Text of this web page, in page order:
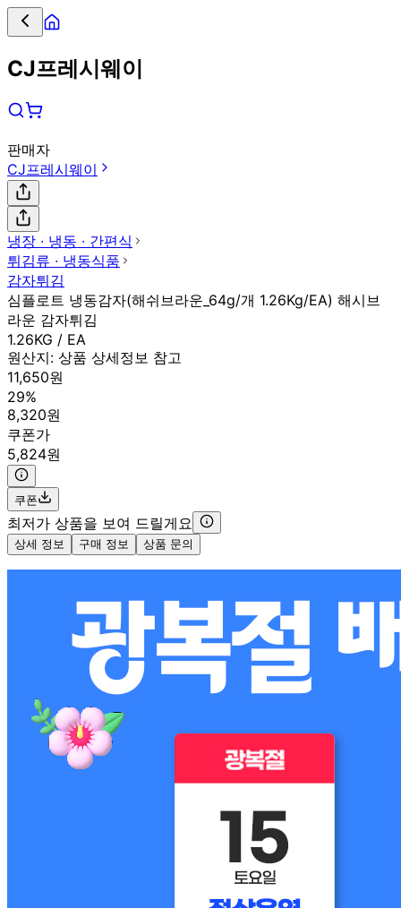
CJ프레시웨이
판매자
CJ프레시웨이
냉장 ∙ 냉동 ∙ 간편식
튀김류 ∙ 냉동식품
감자튀김
심플로트 냉동감자(해쉬브라운_64g/개 1.26Kg/EA) 해시브
라운 감자튀김
1.26KG / EA
원산지: 상품 상세정보 참고
11,650원
29%
8,320원
쿠폰가
5,824원
쿠폰
최저가 상품을 보여 드릴게요
상세 정보 구매 정보 상품 문의